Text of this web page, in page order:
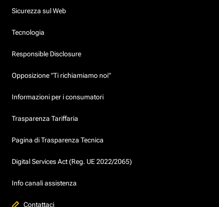
Sicurezza sul Web
Tecnologia
Responsible Disclosure
Opposizione "Ti richiamiamo noi"
Informazioni per i consumatori
Trasparenza Tariffaria
Pagina di Trasparenza Tecnica
Digital Services Act (Reg. UE 2022/2065)
Info canali assistenza
Contattaci